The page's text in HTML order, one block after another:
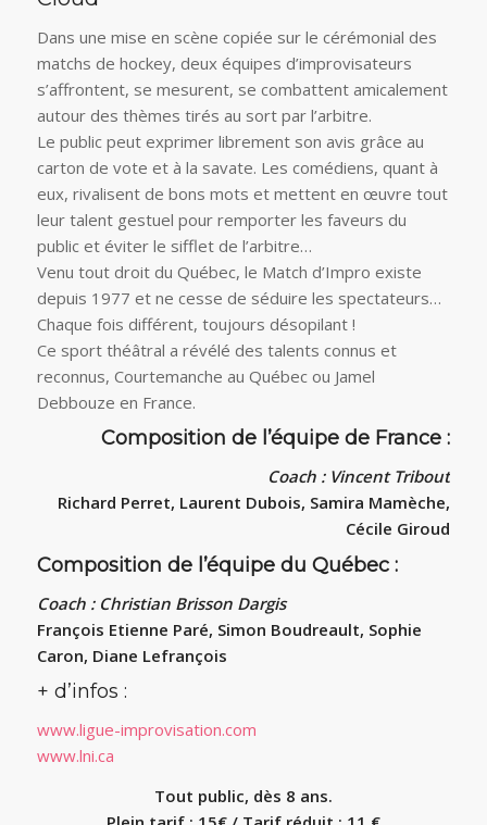
Dans une mise en scène copiée sur le cérémonial des
matchs de hockey, deux équipes d’improvisateurs
s’affrontent, se mesurent, se combattent amicalement
autour des thèmes tirés au sort par l’arbitre.
Le public peut exprimer librement son avis grâce au
carton de vote et à la savate. Les comédiens, quant à
eux, rivalisent de bons mots et mettent en œuvre tout
leur talent gestuel pour remporter les faveurs du
public et éviter le sifflet de l’arbitre…
Venu tout droit du Québec, le Match d’Impro existe
depuis 1977 et ne cesse de séduire les spectateurs…
Chaque fois différent, toujours désopilant !
Ce sport théâtral a révélé des talents connus et
reconnus, Courtemanche au Québec ou Jamel
Debbouze en France.
Composition de l’équipe de France :
Coach : Vincent Tribout
Richard Perret, Laurent Dubois, Samira Mamèche,
Cécile Giroud
Composition de l’équipe du Québec :
Coach : Christian Brisson Dargis
François Etienne Paré, Simon Boudreault, Sophie
Caron, Diane Lefrançois
+ d’infos :
www.ligue-improvisation.com
www.lni.ca
Tout public, dès 8 ans.